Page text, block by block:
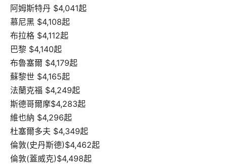
阿姆斯特丹 $4,041起
慕尼黑 $4,108起
布拉格 $4,112起
巴黎 $4,140起
布魯塞爾 $4,179起
蘇黎世 $4,165起
法蘭克福 $4,249起
斯德哥爾摩$4,283起
維也納 $4,296起
杜塞爾多夫 $4,349起
倫敦(史丹斯德)$4,462起
倫敦(蓋威克)$4,498起